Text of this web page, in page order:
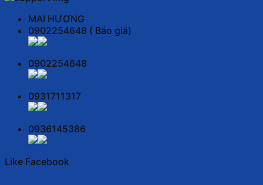
MAI HƯƠNG
0902254648 ( Báo giá)
0902254648
0931711317
0936145386
Like Facebook